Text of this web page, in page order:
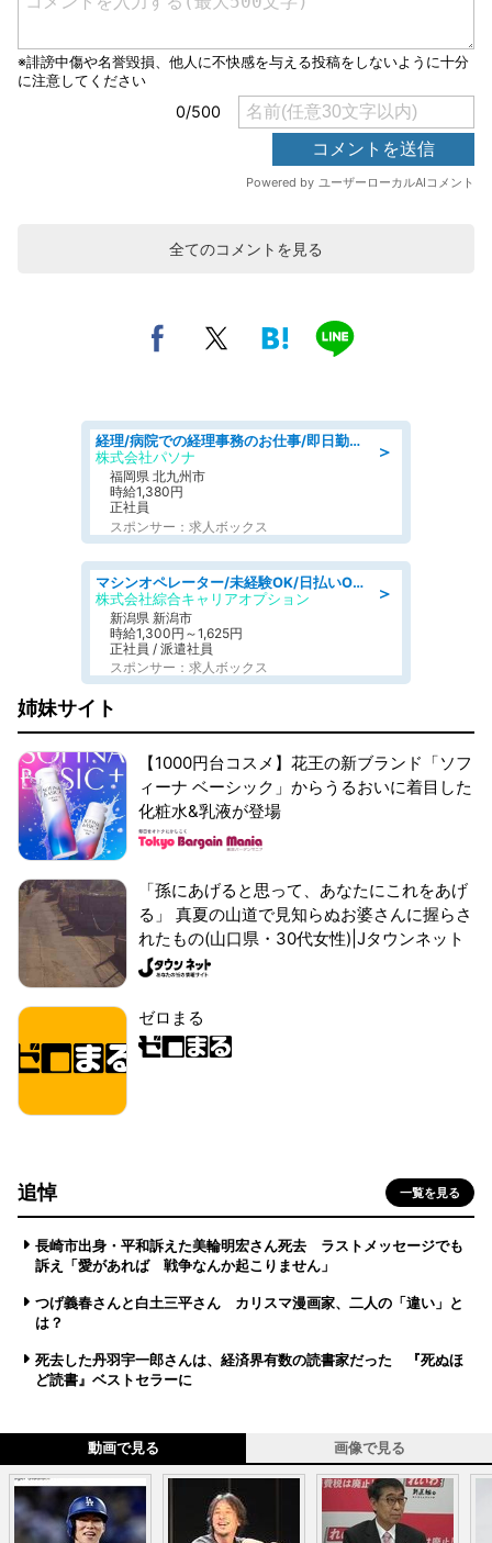
全てのコメントを見る
＞
経理/病院での経理事務のお仕事/即日勤務可/車通勤可/経理/一般事務
株式会社パソナ
福岡県 北九州市
時給1,380円
正社員
スポンサー：求人ボックス
＞
マシンオペレーター/未経験OK/日払いOK/寮費無料/交替制/20・30・40代活躍中
株式会社綜合キャリアオプション
新潟県 新潟市
時給1,300円～1,625円
正社員 / 派遣社員
スポンサー：求人ボックス
姉妹サイト
【1000円台コスメ】花王の新ブランド「ソフ
ィーナ ベーシック」からうるおいに着目した
化粧水&乳液が登場
「孫にあげると思って、あなたにこれをあげ
る」 真夏の山道で見知らぬお婆さんに握らさ
れたもの(山口県・30代女性)|Jタウンネット
ゼロまる
追悼 一覧を見る
長崎市出身・平和訴えた美輪明宏さん死去 ラストメッセージでも
訴え「愛があれば 戦争なんか起こりません」
つげ義春さんと白土三平さん カリスマ漫画家、二人の「違い」と
は？
死去した丹羽宇一郎さんは、経済界有数の読書家だった 『死ぬほ
ど読書』ベストセラーに
動画で見る 画像で見る